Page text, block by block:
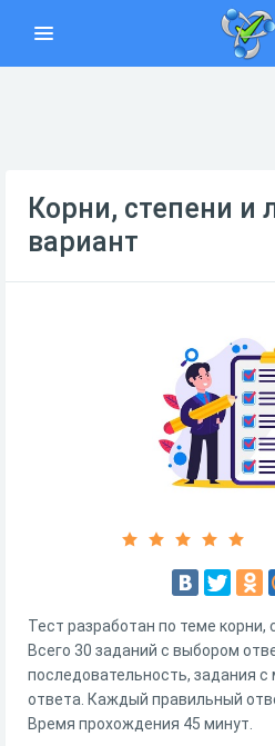
Корни, степени и
вариант
Тест разработан по теме корни,
Всего 30 заданий с выбором
последовательность, задания
ответа. Каждый правильный
Время прохождения 45 минут.